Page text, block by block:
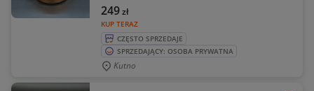
KUP TERAZ
249zł
CZĘSTO SPRZEDAJE
SPRZEDAJĄCY: OSOBA PRYWATNA
Kutno